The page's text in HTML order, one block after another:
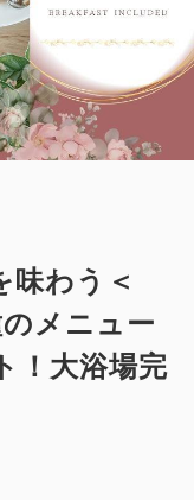
味わう＜
メニュー
！大浴場完